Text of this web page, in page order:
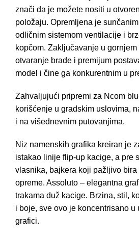
znači da je možete nositi u
položaju. Opremljena je
odličnim sistemom ventilacije i
kopčom. Zaključavanje u
otvaranje brade i premijum
model i čine ga konkurentnim u
Zahvaljujući pripremi za Ncom
korišćenje u gradskim uslovima,
i na višednevnim putovanjima.
Niz namenskih grafika kreiran je
istakao linije flip-up kacige, a pre
vlasnika, bajkera koji pažljivo
opreme. Assoluto – elegantna
trakama duž kacige. Brzina, stil,
i boje, sve ovo je koncentrisano
grafici.